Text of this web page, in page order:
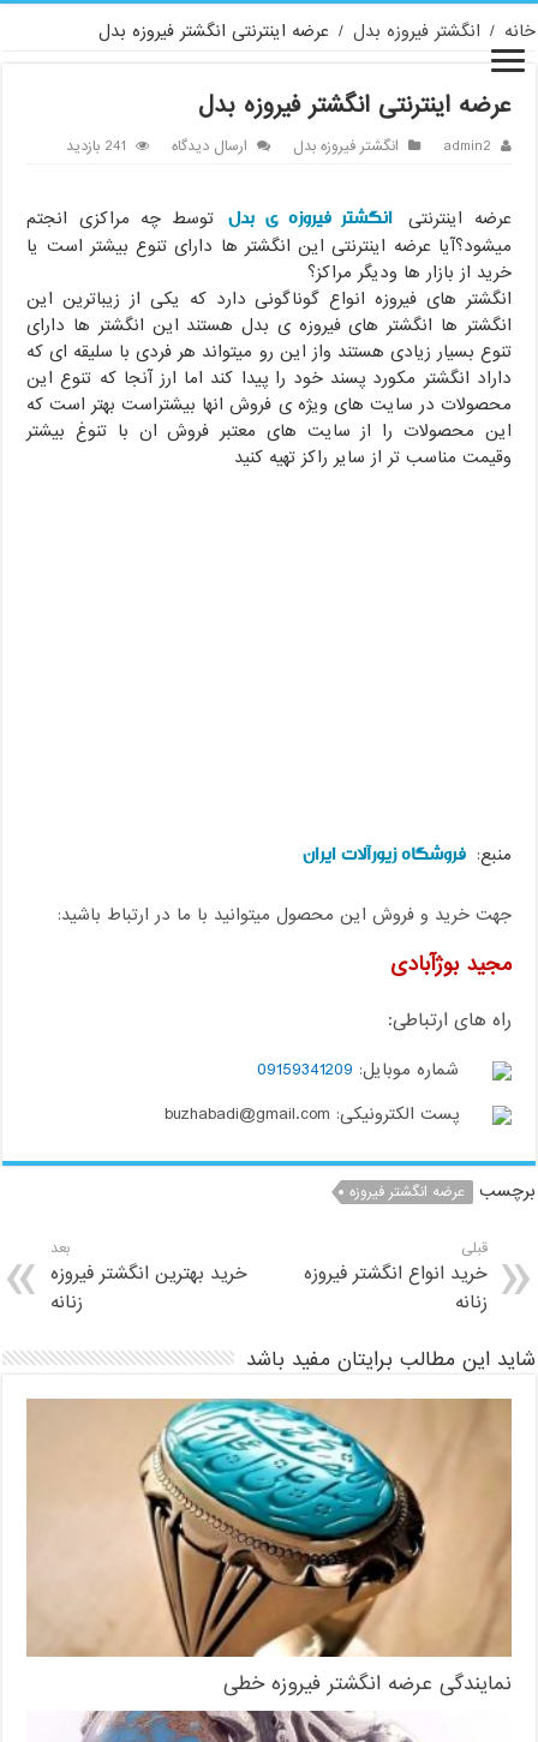
خانه / انگشتر فیروزه بدل / عرضه اینترنتی انگشتر فیروزه بدل
عرضه اینترنتی انگشتر فیروزه بدل
admin2 انگشتر فیروزه بدل ارسال دیدگاه 241 بازدید
عرضه اینترنتی انگشتر فیروزه ی بدل توسط چه مراکزی انجتم
میشود؟آیا عرضه اینترنتی این انگشتر ها دارای تنوع بیشتر است یا
خرید از بازار ها ودیگر مراکز؟
انگشتر های فیروزه انواع گوناگونی دارد که یکی از زیباترین این
انگشتر ها انگشتر های فیروزه ی بدل هستند این انگشتر ها دارای
تنوع بسیار زیادی هستند واز این رو میتواند هر فردی با سلیقه ای که
داراد انگشتر مکورد پسند خود را پیدا کند اما ارز آنجا که تنوع این
محصولات در سایت های ویژه ی فروش انها بیشتراست بهتر است که
این محصولات را از سایت های معتبر فروش ان با تنوغ بیشتر
وقیمت مناسب تر از سایر راکز تهیه کنید
منبع: فروشگاه زیورآلات ایران
جهت خرید و فروش این محصول میتوانید با ما در ارتباط باشید:
مجید بوژآبادی
راه های ارتباطی:
شماره موبایل: 09159341209
پست الکترونیکی: buzhabadi@gmail.com
برچسب عرضه انگشتر فیروزه
قبلی
خرید انواع انگشتر فیروزه
زنانه
بعد
خرید بهترین انگشتر فیروزه
زنانه
شاید این مطالب برایتان مفید باشد
نمایندگی عرضه انگشتر فیروزه خطی